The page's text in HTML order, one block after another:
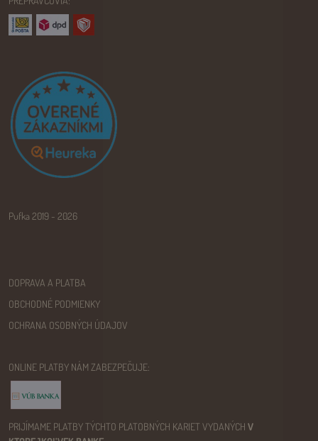
Pufka 2019 - 2026
DOPRAVA A PLATBA
OBCHODNÉ PODMIENKY
OCHRANA OSOBNÝCH ÚDAJOV
ONLINE PLATBY NÁM ZABEZPEČUJE:
PRIJÍMAME PLATBY TÝCHTO PLATOBNÝCH KARIET VYDANÝCH V